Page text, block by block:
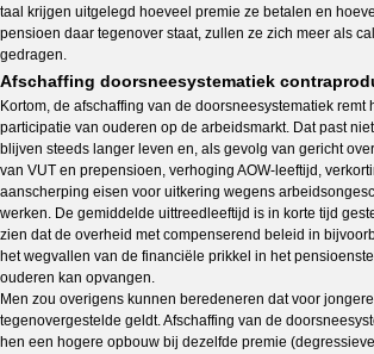
taal krijgen uitgelegd hoeveel premie ze betalen en
pensioen daar tegenover staat, zullen ze zich meer als
gedragen.
Afschaffing doorsneesystematiek
Kortom, de afschaffing van de doorsneesystematiek remt
participatie van ouderen op de arbeidsmarkt. Dat past
blijven steeds langer leven en, als gevolg van gericht
van VUT en prepensioen, verhoging AOW-leeftijd,
aanscherping eisen voor uitkering wegens
werken. De gemiddelde uittreedleeftijd is in korte tijd
zien dat de overheid met compenserend beleid in
het wegvallen van de financiële prikkel in het
ouderen kan opvangen.
Men zou overigens kunnen beredeneren dat voor
tegenovergestelde geldt. Afschaffing van de
hen een hogere opbouw bij dezelfde premie